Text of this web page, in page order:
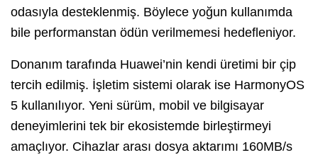
odasıyla desteklenmiş. Böylece yoğun kullanımda
bile performanstan ödün verilmemesi hedefleniyor.
Donanım tarafında Huawei’nin kendi üretimi bir çip
tercih edilmiş. İşletim sistemi olarak ise HarmonyOS
5 kullanılıyor. Yeni sürüm, mobil ve bilgisayar
deneyimlerini tek bir ekosistemde birleştirmeyi
amaçlıyor. Cihazlar arası dosya aktarımı 160MB/s